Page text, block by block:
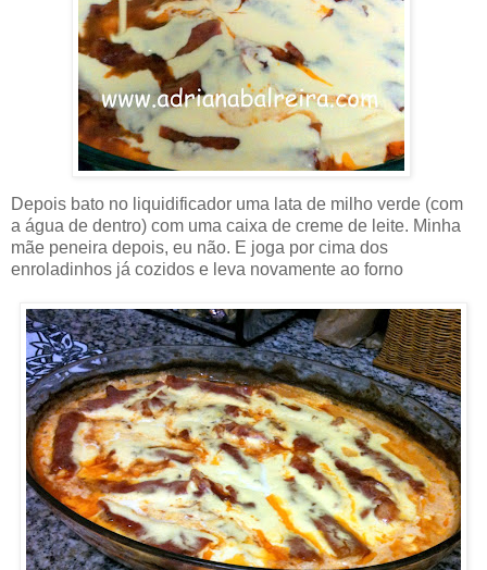
Depois bato no liquidificador uma lata de milho verde (com
a água de dentro) com uma caixa de creme de leite. Minha
mãe peneira depois, eu não. E joga por cima dos
enroladinhos já cozidos e leva novamente ao forno